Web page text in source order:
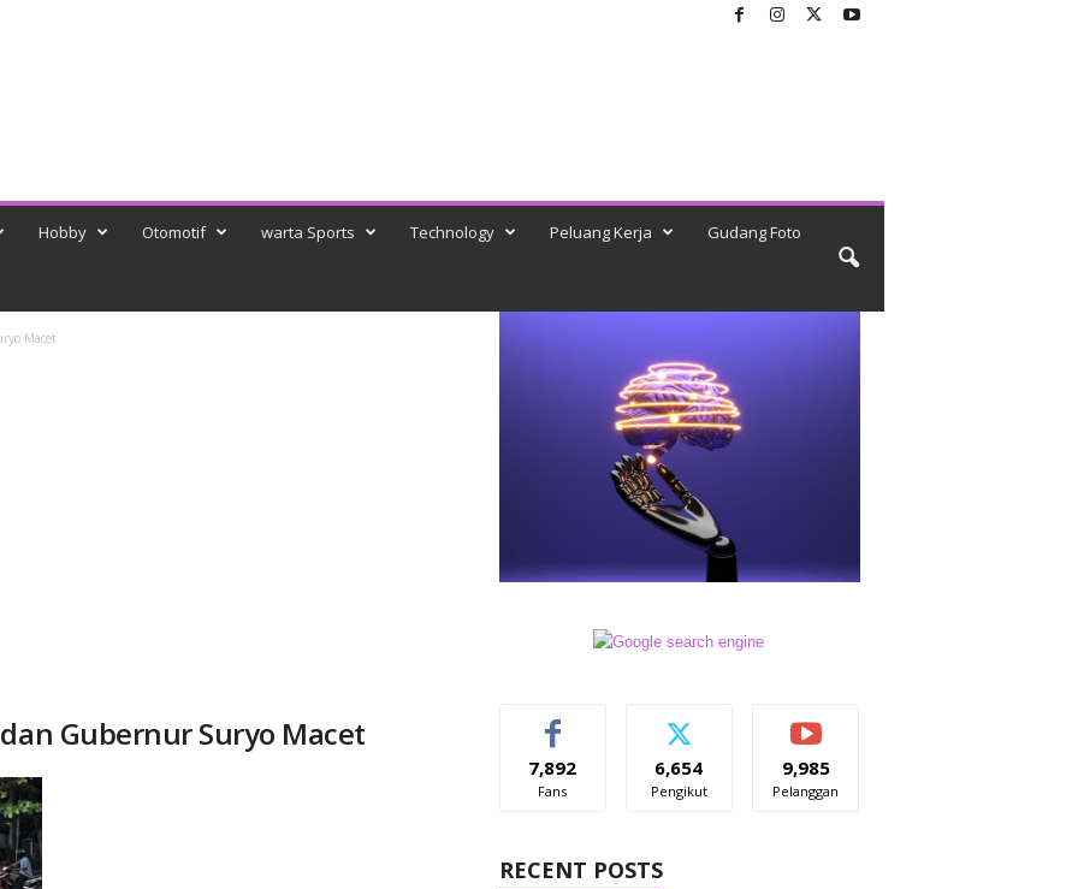
Hobby Otomotif warta Sports Technology Peluang Kerja Gudang Foto
Macet
Gubernur Suryo Macet
7,892
Fans
6,654
Pengikut
9,985
Pelanggan
RECENT POSTS